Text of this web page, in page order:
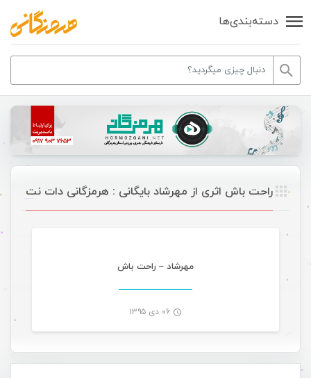
دسته‌بندی‌ها
راحت باش اثری از مهرشاد بایگانی : هرمزگانی دات نت
مهرشاد – راحت باش
۰۶ دی ۱۳۹۵